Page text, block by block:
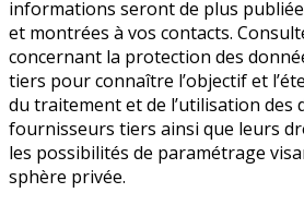
informations seront de plus
et montrées à vos contacts.
concernant la protection des
tiers pour connaître l’objectif et
du traitement et de l’utilisation des
fournisseurs tiers ainsi que leurs
les possibilités de paramétrage
sphère privée.